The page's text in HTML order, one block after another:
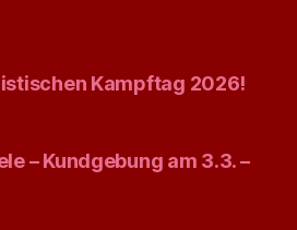
Kampftag 2026!
– Kundgebung am 3.3. –